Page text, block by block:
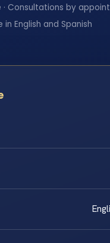
Consultations by
English and Spanish